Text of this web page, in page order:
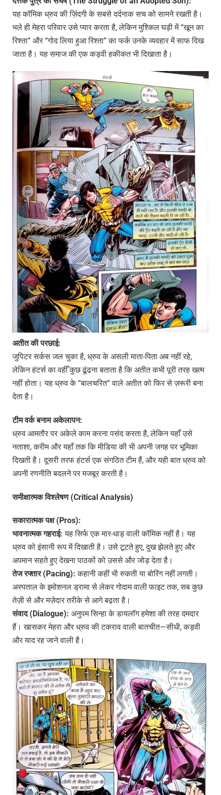
यह कॉमिक ध्रुव की ज़िंदगी के सबसे दर्दनाक सच को सामने रखती है।
भले ही मेहरा परिवार उसे प्यार करता है, लेकिन मुश्किल घड़ी में “खून का
रिश्ता” और “गोद लिया हुआ रिश्ता” का फर्क उनके व्यवहार में साफ दिख
जाता है। यह समाज की एक कड़वी हकीकत भी दिखाता है।
अतीत की परछाई:
जुपिटर सर्कस जल चुका है, ध्रुव के असली माता-पिता अब नहीं रहे,
लेकिन हंटर्स का वहीँ कुछ ढूंढना बताता है कि अतीत कभी पूरी तरह खत्म
नहीं होता। यह ध्रुव के “बालचरित” वाले अतीत को फिर से ज़रूरी बना
देता है।
टीम वर्क बनाम अकेलापन:
ध्रुव आमतौर पर अकेले काम करना पसंद करता है, लेकिन यहाँ उसे
नताशा, करीम और यहाँ तक कि मीडिया की भी अपनी जगह पर भूमिका
दिखती है। दूसरी तरफ हंटर्स एक संगठित टीम हैं, और यही बात ध्रुव को
अपनी रणनीति बदलने पर मजबूर करती है।
समीक्षात्मक विश्लेषण(Critical Analysis)
सकारात्मक पक्ष(Pros):
भावनात्मक गहराई: यह सिर्फ एक मार-धाड़ वाली कॉमिक नहीं है। यह
ध्रुव को इंसानी रूप में दिखाती है। उसे टूटते हुए, दुख झेलते हुए और
अपमान सहते हुए देखना पाठकों को उससे और जोड़ देता है।
तेज रफ्तार(Pacing): कहानी कहीं भी रुकती या बोरिंग नहीं लगती।
अस्पताल के इमोशनल ड्रामा से लेकर गोदाम वाली फाइट तक, सब कुछ
तेज़ी से और मज़ेदार तरीके से आगे बढ़ता है।
संवाद(Dialogue): अनुपम सिन्हा के डायलॉग हमेशा की तरह दमदार
हैं। खासकर मेहरा और ध्रुव की टकराव वाली बातचीत—सीधी, कड़वी
और याद रह जाने वाली है।